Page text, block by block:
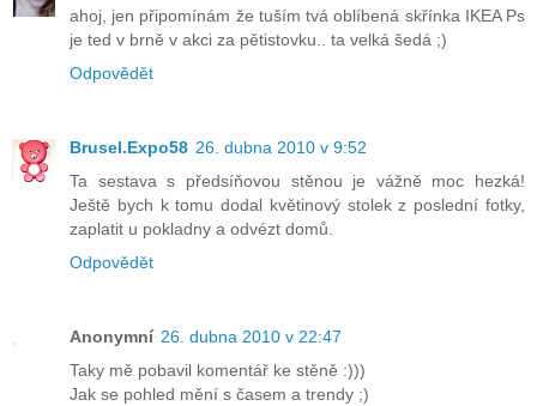
ahoj, jen připomínám že tuším tvá oblíbená skřínka IKEA Ps
je ted v brně v akci za pětistovku.. ta velká šedá ;)
Odpovědět
Brusel.Expo58 26. dubna 2010 v 9:52
Ta sestava s předsíňovou stěnou je vážně moc hezká!
Ještě bych k tomu dodal květinový stolek z poslední fotky,
zaplatit u pokladny a odvézt domů.
Odpovědět
Anonymní 26. dubna 2010 v 22:47
Taky mě pobavil komentář ke stěně :)))
Jak se pohled mění s časem a trendy ;)